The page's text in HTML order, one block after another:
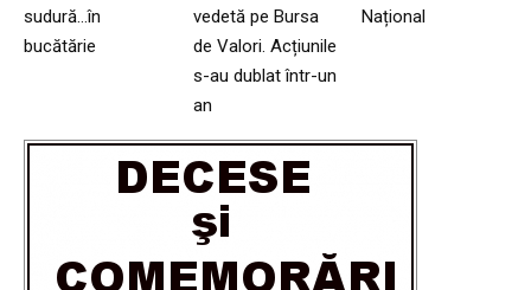
sudură…în
bucătărie
vedetă pe Bursa
de Valori. Acțiunile
s-au dublat într-un
an
Național